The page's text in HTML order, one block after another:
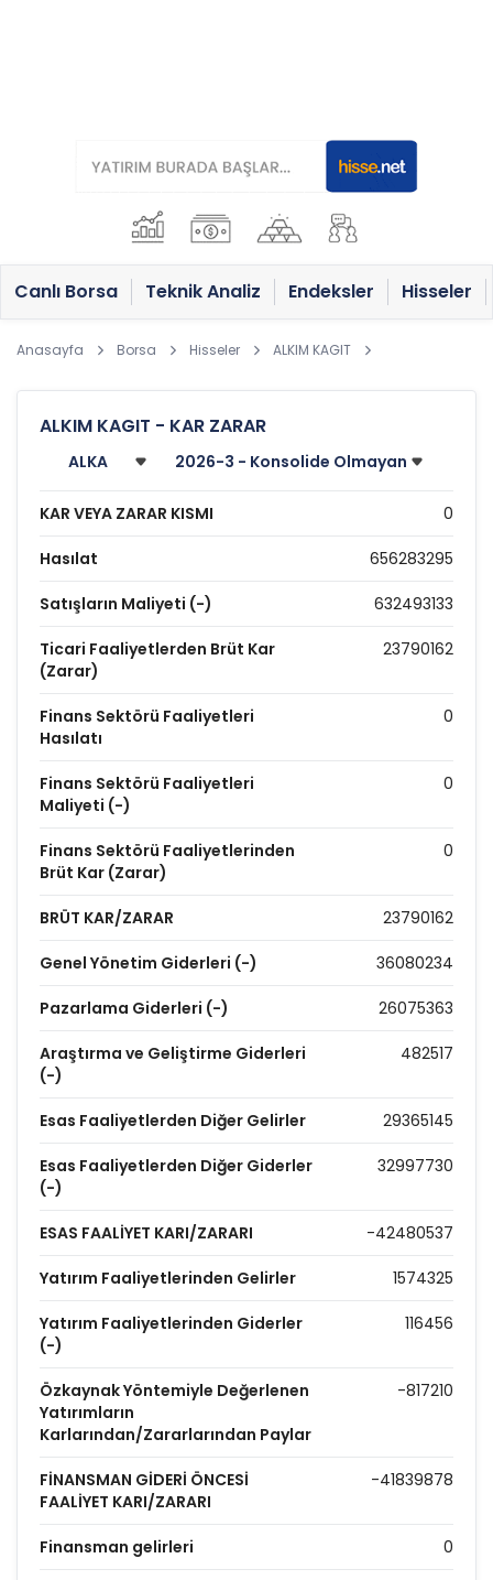
Canlı Borsa Teknik Analiz Endeksler Hisseler
Anasayfa Borsa Hisseler ALKIM KAGIT
ALKIM KAGIT - KAR ZARAR
KAR VEYA ZARAR KISMI 0
Hasılat 656283295
Satışların Maliyeti (-) 632493133
Ticari Faaliyetlerden Brüt Kar
(Zarar)
23790162
Finans Sektörü Faaliyetleri
Hasılatı
0
Finans Sektörü Faaliyetleri
Maliyeti (-)
0
Finans Sektörü Faaliyetlerinden
Brüt Kar (Zarar)
0
BRÜT KAR/ZARAR 23790162
Genel Yönetim Giderleri (-) 36080234
Pazarlama Giderleri (-) 26075363
Araştırma ve Geliştirme Giderleri
(-)
482517
Esas Faaliyetlerden Diğer Gelirler 29365145
Esas Faaliyetlerden Diğer Giderler
(-)
32997730
ESAS FAALİYET KARI/ZARARI -42480537
Yatırım Faaliyetlerinden Gelirler 1574325
Yatırım Faaliyetlerinden Giderler
(-)
116456
Özkaynak Yöntemiyle Değerlenen
Yatırımların
Karlarından/Zararlarından Paylar
-817210
FİNANSMAN GİDERİ ÖNCESİ
FAALİYET KARI/ZARARI
-41839878
Finansman gelirleri 0